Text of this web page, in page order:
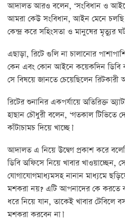
আদালত আরও বলেন, ‘সংবিধান ও
আমরা কেউ সংবিধান, আইন মেনে
কেন্দ্র করে সহিংসতা ও মানুষের মৃত্যুর
এছাড়া, রিটে গুলি না চালানোর
কেন এবং কোন আইনে কয়েকদিন ডিবি
সে বিষয়ে জানতে চেয়েছিলেন রিটকারী
রিটের শুনানির একপর্যায়ে অতিরিক্ত
হাছান চৌধুরী বলেন, ‘গতকাল
কাঁটাচামচ দিয়ে খাচ্ছে।’
আদালত এ নিয়ে উদ্বেগ প্রকাশ করে
ডিবি অফিসে নিয়ে খাবার খাওয়াচ্ছেন,
যোগাযোগমাধ্যমসহ নানান মাধ্যমে
মশকরা নয়? এটি আপনাদের কে করতে
ধরে নিয়ে যান, তাকেই খাবার টেবিলে
মশকরা করবেন না।’